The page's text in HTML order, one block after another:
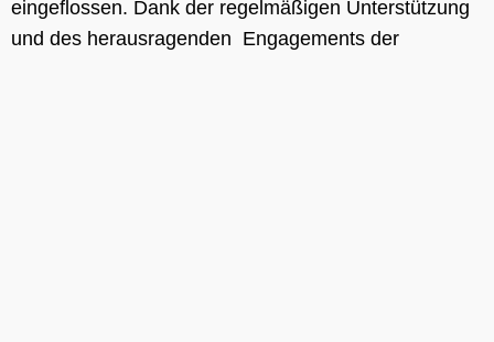
eingeflossen. Dank der regelmäßigen Unterstützung
und des herausragenden Engagements der